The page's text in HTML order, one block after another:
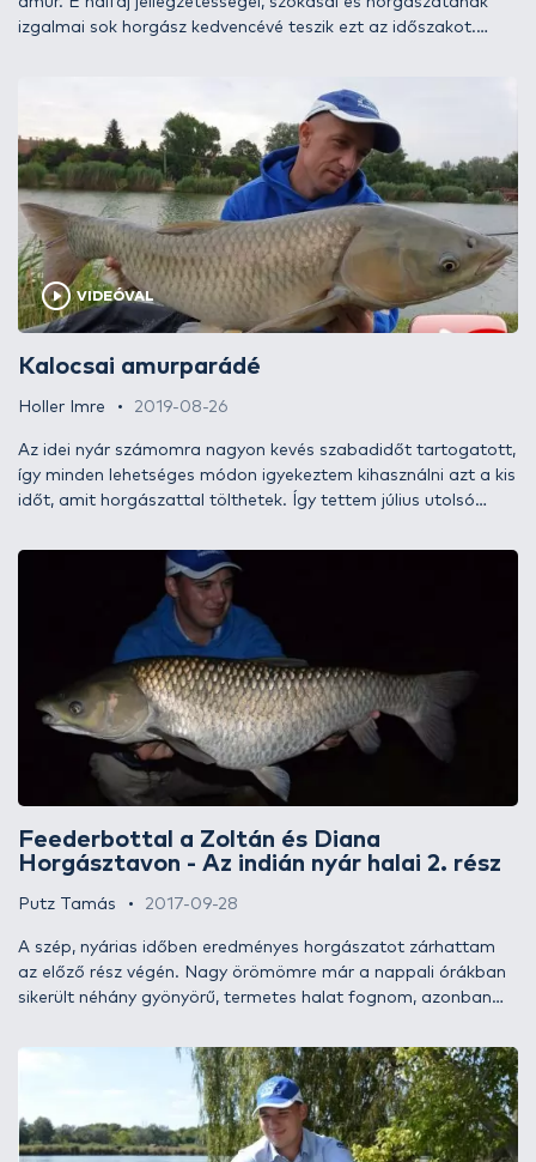
izgalmai sok horgász kedvencévé teszik ezt az időszakot.
csalhatók horogra a legeredményesebben. Ez persze nem
jelenti azt, hogy könnyen meg is foghatók, hiszen nem
mindegy, hogy valakinek pontyozás közben „beesik” olykor
néhány amur vagy célirányosan ezekre a remek halakra
horgászik. E sorozatommal az utóbbi tábornak szeretnék
átfogó képet nyújtani a hatékony amurhorgászat praktikáiról
és segíteni nekik abban, hogy megfoghassák első amurjaikat
vagy akár új rekordjaikat!
VIDEÓVAL
Kalocsai amurparádé
Holler Imre 2019-08-26
Az idei nyár számomra nagyon kevés szabadidőt tartogatott,
így minden lehetséges módon igyekeztem kihasználni azt a kis
időt, amit horgászattal tölthetek. Így tettem július utolsó
szűk kétnapos horgászatra ifjú horgászbarátommal. A tóban
rendkívül sok kistestű hal él, így cseppet sem volt könnyű
feladat szelektálni közülük a méretesebb egyedeket, azonban
a jól felépített taktika és a céltudatos horgászat meghozta
számunkra a várva várt sikert.
Feederbottal a Zoltán és Diana
Horgásztavon - Az indián nyár halai 2. rész
Putz Tamás 2017-09-28
A szép, nyárias időben eredményes horgászatot zárhattam
az előző rész végén. Nagy örömömre már a nappali órákban
sikerült néhány gyönyörű, termetes halat fognom, azonban
időszaka az éjszakával jön el. Ekkor új halak léptek a
porondra, ezért új taktikával és praktikákkal készültem a
horgászatukra. Tudtam, ezekkel kevesebb kapásra kell majd
számítanom, viszont lényegesen nagyobb halak várhatnak
rám! Ha kíváncsiak vagytok, melyek voltak ezek, és hogy mit